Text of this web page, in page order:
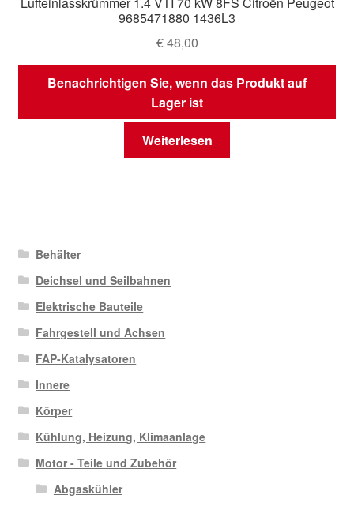
9685471880 1436L3
€48,00
Benachrichtigen Sie, wenn das Produkt auf
Lager ist
Weiterlesen
Behälter
Deichsel und Seilbahnen
Elektrische Bauteile
Fahrgestell und Achsen
FAP-Katalysatoren
Innere
Körper
Kühlung, Heizung, Klimaanlage
Motor - Teile und Zubehör
Abgaskühler